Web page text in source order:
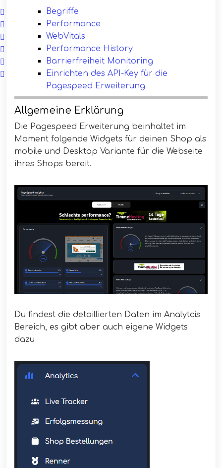
Begriffe
Performance
WebVitals
Performance History
Barrierfreiheit Monitoring
Einrichten des API-Key für die
Pagespeed Erweiterung
Allgemeine Erklärung
Die Pagespeed Erweiterung beinhaltet im
Moment folgende Widgets für deinen Shop als
mobile und Desktop Variante für die Webseite
ihres Shops bereit.
Du findest die detaillierten Daten im Analytcis
Bereich, es gibt aber auch eigene Widgets
dazu